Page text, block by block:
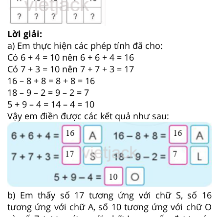
Lời giải:
a) Em thực hiện các phép tính đã cho:
Có 6 + 4 = 10 nên 6 + 6 + 4 = 16
Có 7 + 3 = 10 nên 7 + 7 + 3 = 17
16 – 8 + 8 = 8 + 8 = 16
18 – 9 – 2 = 9 – 2 = 7
5 + 9 – 4 = 14 – 4 = 10
Vậy em điền được các kết quả như sau:
b) Em thấy số 17 tương ứng với chữ S, số 16
tương ứng với chữ A, số 10 tương ứng với chữ O